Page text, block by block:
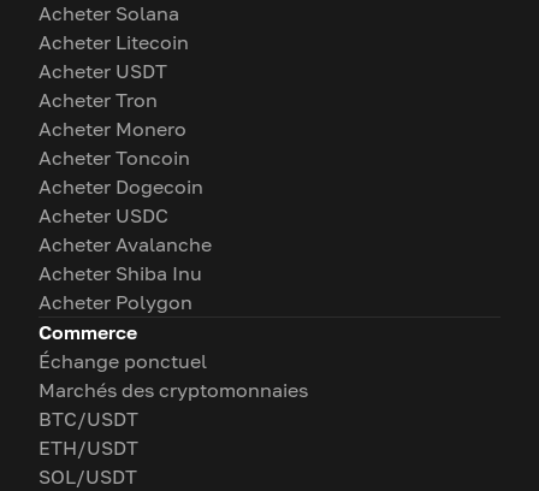
Acheter Solana
Acheter Litecoin
Acheter USDT
Acheter Tron
Acheter Monero
Acheter Toncoin
Acheter Dogecoin
Acheter USDC
Acheter Avalanche
Acheter Shiba Inu
Acheter Polygon
Commerce
Échange ponctuel
Marchés des cryptomonnaies
BTC/USDT
ETH/USDT
SOL/USDT